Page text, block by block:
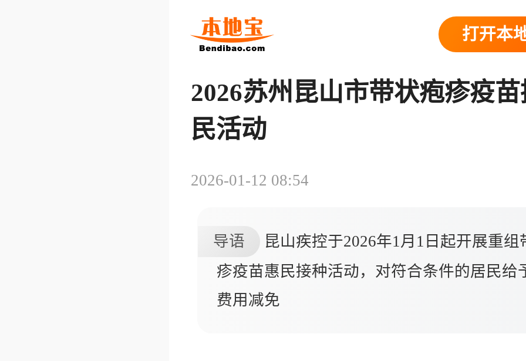
打开本
2026苏州昆山市带状疱疹疫
民活动
2026-01-12 08:54
导语
昆山疾控于2026年1月1日起开展重组
疹疫苗惠民接种活动，对符合条件的居民给
费用减免